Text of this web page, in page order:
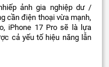
ảnh gia nghiệp dư /
cần điện thoại vừa mạnh,
iPhone 17 Pro sẽ là lựa
cả yếu tố hiệu năng lẫn